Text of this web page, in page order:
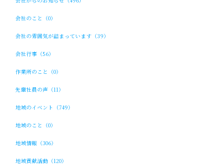
会社のこと（0）
会社の雰囲気が詰まっています（39）
会社行事（56）
作業所のこと（0）
先輩社員の声（11）
地域のイベント（749）
地域のこと（0）
地域情報（306）
地域貢献活動（120）